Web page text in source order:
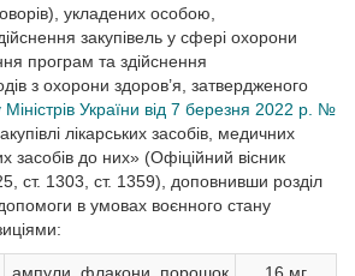
укладених особою,
закупівель у сфері охорони
програм та здійснення
з охорони здоров’я, затвердженого
України від 7 березня 2022 р. №
лікарських засобів, медичних
засобів до них» (Офіційний вісник
ст. 1303, ст. 1359), доповнивши розділ
в умовах воєнного стану